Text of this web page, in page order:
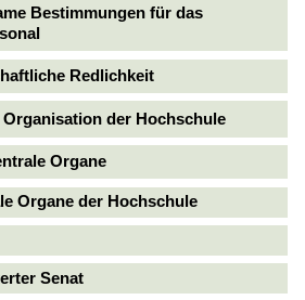
Bestimmungen für das
Redlichkeit
Organisation der Hochschule
Organe
Organe der Hochschule
Senat